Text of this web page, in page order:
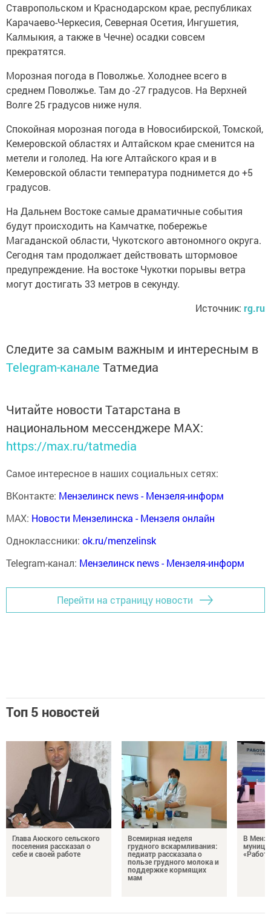
Ставропольском и Краснодарском крае, республиках
Карачаево-Черкесия, Северная Осетия, Ингушетия,
Калмыкия, а также в Чечне) осадки совсем
прекратятся.
Морозная погода в Поволжье. Холоднее всего в
среднем Поволжье. Там до -27 градусов. На Верхней
Волге 25 градусов ниже нуля.
Спокойная морозная погода в Новосибирской, Томской,
Кемеровской областях и Алтайском крае сменится на
метели и гололед. На юге Алтайского края и в
Кемеровской области температура поднимется до +5
градусов.
На Дальнем Востоке самые драматичные события
будут происходить на Камчатке, побережье
Магаданской области, Чукотского автономного округа.
Сегодня там продолжает действовать штормовое
предупреждение. На востоке Чукотки порывы ветра
могут достигать 33 метров в секунду.
Источник: rg.ru
Следите за самым важным и интересным в
Telegram-канале Татмедиа
Читайте новости Татарстана в
национальном мессенджере MАХ:
https://max.ru/tatmedia
Самое интересное в наших социальных сетях:
ВКонтакте: Мензелинск news - Мензеля-информ
MAX: Новости Мензелинска - Мензеля онлайн
Одноклассники: ok.ru/menzelinsk
Telegram-канал: Мензелинск news - Мензеля-информ
Перейти на страницу новости
Топ 5 новостей
Глава Аюского сельского
поселения рассказал о
себе и своей работе
Всемирная неделя
грудного вскармливания:
педиатр рассказала о
пользе грудного молока и
поддержке кормящих
мам
В